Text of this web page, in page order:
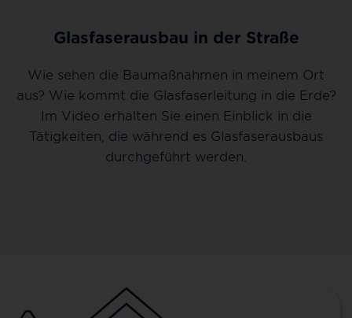
Glasfaserausbau in der Straße
Wie sehen die Baumaßnahmen in meinem Ort
aus? Wie kommt die Glasfaserleitung in die Erde?
Im Video erhalten Sie einen Einblick in die
Tätigkeiten, die während es Glasfaserausbaus
durchgeführt werden.